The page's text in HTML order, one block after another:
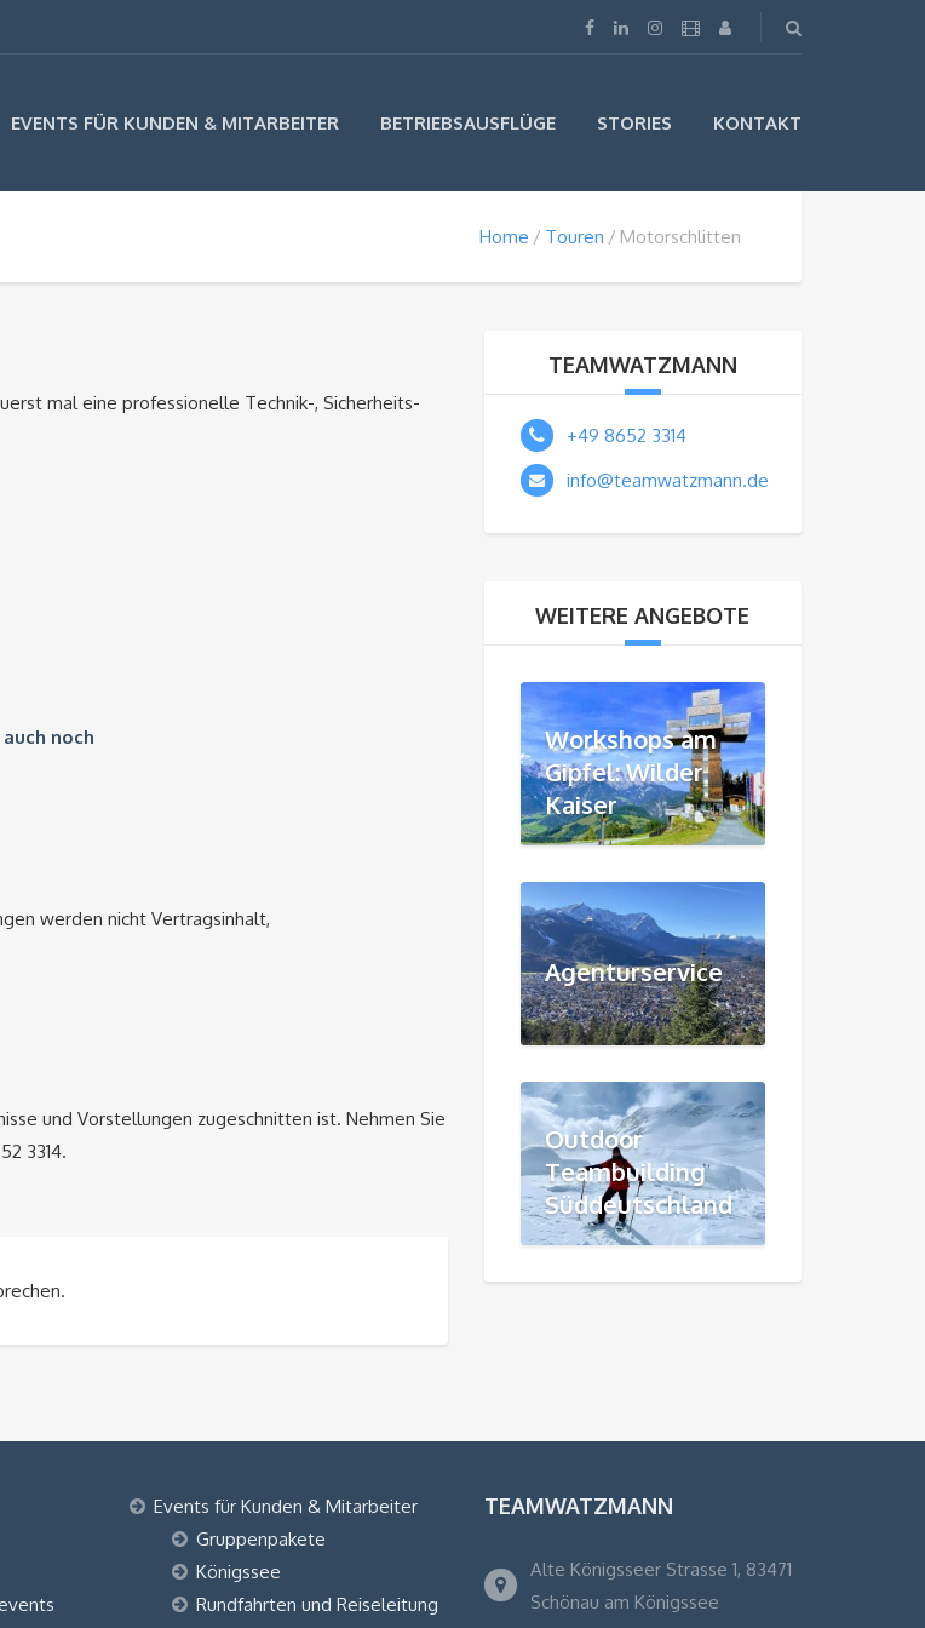
EVENTS FÜR KUNDEN & MITARBEITER BETRIEBSAUSFLÜGE STORIES KONTAKT
Home Touren Motorschlitten
mal eine professionelle Technik-, Sicherheits-
noch
werden nicht Vertragsinhalt,
und Vorstellungen zugeschnitten ist. Nehmen Sie
3314.
TEAMWATZMANN
+49 8652 3314
info@teamwatzmann.de
WEITERE ANGEBOTE
Workshops am
Gipfel: Wilder
Kaiser
Agenturservice
Outdoor
Teambuilding
Süddeutschland
Events für Kunden & Mitarbeiter
Gruppenpakete
Königssee
Rundfahrten und Reiseleitung
TEAMWATZMANN
Alte Königsseer Strasse 1, 83471
Schönau am Königssee